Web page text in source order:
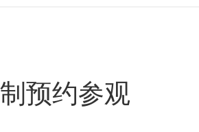
预约参观